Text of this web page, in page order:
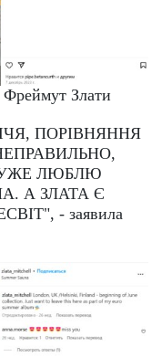
Фреймут Злати
ПОРІВНЯННЯ
ЛЮБЛЮ
А ЗЛАТА Є
- заявила